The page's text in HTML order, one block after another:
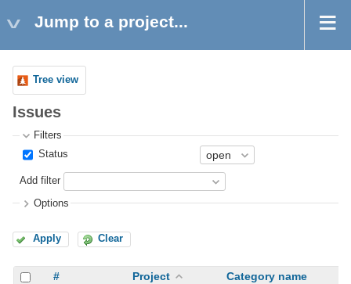
Jump to a project...
Tree view
Issues
Filters
Status
Add filter
Options
Apply Clear
# Project Category name